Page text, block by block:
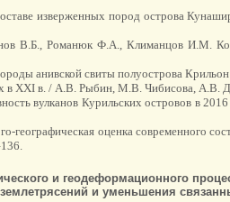
изверженных пород острова
В.Б., Романюк Ф.А., Климанцов И.М.
анивской свиты полуострова
в XXI в. / А.В. Рыбин, М.В. Чибисова,
вулканов Курильских островов в
оценка современного
и геодеформационного
и уменьшения